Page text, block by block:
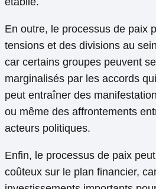
En outre, le processus de paix
tensions et des divisions au
car certains groupes peuvent
marginalisés par les accords
peut entraîner des
ou même des affrontements
acteurs politiques.
Enfin, le processus de paix
coûteux sur le plan financier,